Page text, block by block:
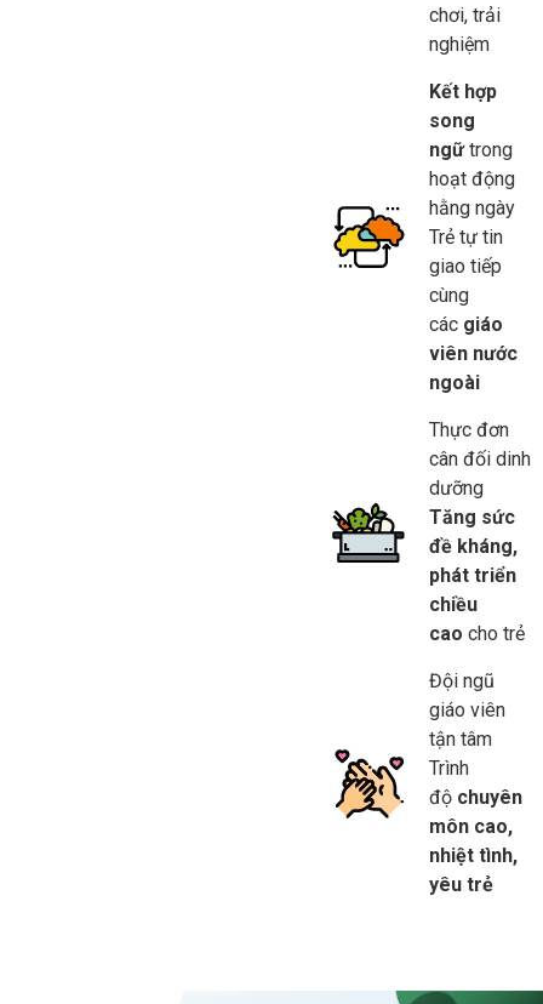
chơi, trải
nghiệm
Kết hợp
song
ngữtrong
hoạt động
hằng ngày
Trẻ tự tin
giao tiếp
cùng
các giáo
viên nước
ngoài
Thực đơn
cân đối dinh
dưỡng
Tăng sức
đề kháng,
phát triển
chiều
cao cho trẻ
Đội ngũ
giáo viên
tận tâm
Trình
độ chuyên
môn cao,
nhiệt tình,
yêu trẻ